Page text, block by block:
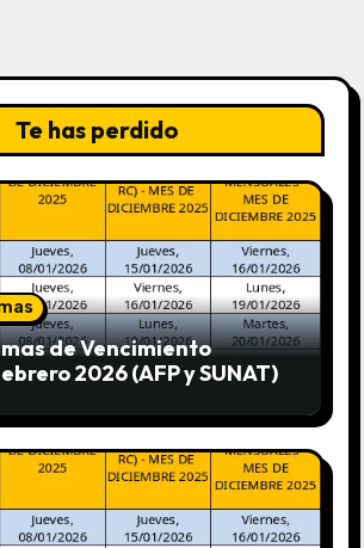
Te has perdido
de Vencimiento
2026 (AFP y SUNAT)